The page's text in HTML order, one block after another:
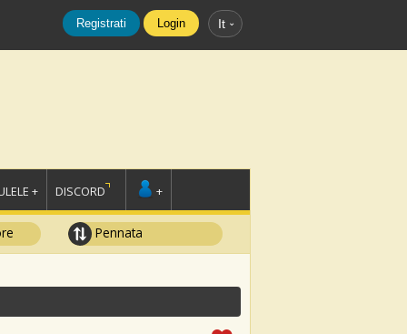
Registrati Login It
+ DISCORD +
Pennata